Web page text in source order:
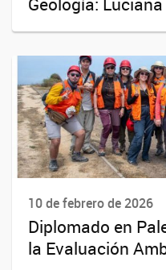
10 de febrero de 2026
Diplomado en
la Evaluación